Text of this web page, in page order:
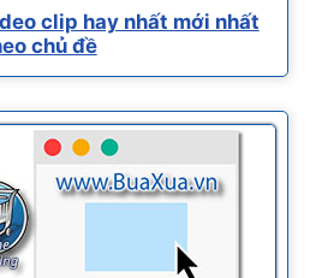
clip hay nhất mới nhất
chủ đề